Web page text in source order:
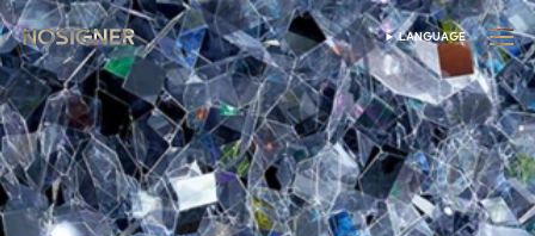
হোম ভাষা নির্বাচন করুন
LANGUAGE